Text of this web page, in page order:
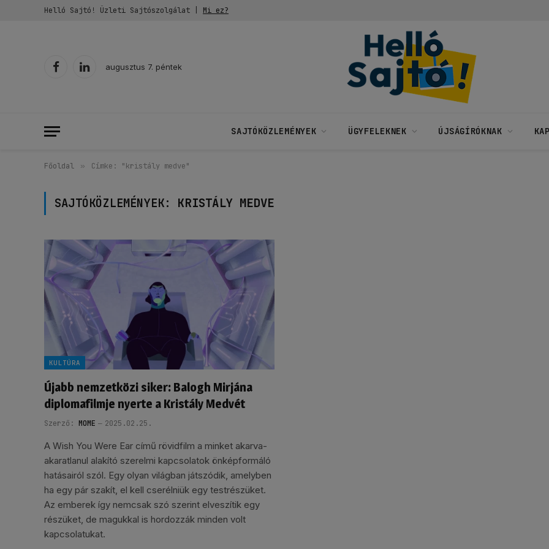
Helló Sajtó! Üzleti Sajtószolgálat | Mi ez?
FacebookLinkedIn
augusztus 7. péntek
SAJTÓKÖZLEMÉNYEK ÜGYFELEKNEK ÚJSÁGÍRÓKNAK
Főoldal » Címke: "kristály medve"
SAJTÓKÖZLEMÉNYEK: KRISTÁLY MEDVE
KULTÚRA
Újabb nemzetközi siker: Balogh Mirjána
diplomafilmje nyerte a Kristály Medvét
Szerző: MOME 2025.02.25.
A Wish You Were Ear című rövidfilm a minket akarva-
akaratlanul alakító szerelmi kapcsolatok önképformáló
hatásairól szól. Egy olyan világban játszódik, amelyben
ha egy pár szakít, el kell cserélniük egy testrészüket.
Az emberek így nemcsak szó szerint elveszítik egy
részüket, de magukkal is hordozzák minden volt
kapcsolatukat.